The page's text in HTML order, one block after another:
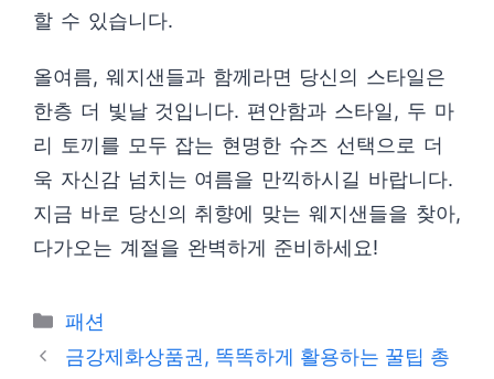
할 수 있습니다.
올여름, 웨지샌들과 함께라면 당신의 스타일은
한층 더 빛날 것입니다. 편안함과 스타일, 두 마
리 토끼를 모두 잡는 현명한 슈즈 선택으로 더
욱 자신감 넘치는 여름을 만끽하시길 바랍니다.
지금 바로 당신의 취향에 맞는 웨지샌들을 찾아,
다가오는 계절을 완벽하게 준비하세요!
카
테
패션
금강제화상품권, 똑똑하게 활용하는 꿀팁 총